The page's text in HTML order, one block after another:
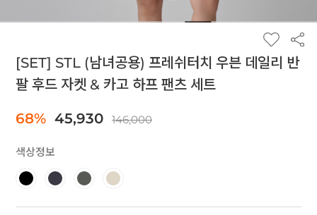
[SET] STL (남녀공용) 프레쉬터치 우븐 데일리 반
팔 후드 자켓 & 카고 하프 팬츠 세트
68% 45,930 146,000
색상정보